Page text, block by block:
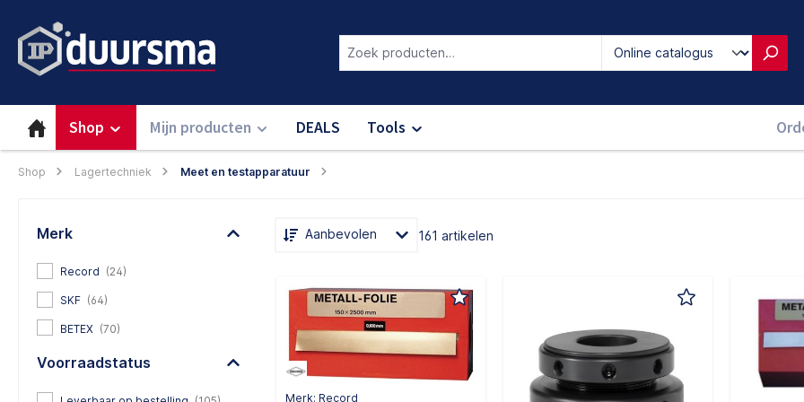
Shop Mijn producten DEALS Tools
Shop Lagertechniek Meet en testapparatuur
Merk
Record (24)
SKF (64)
BETEX (70)
Voorraadstatus
Aanbevolen 161 artikelen
Merk: Record